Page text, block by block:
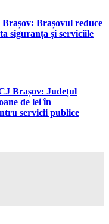
Brașovul reduce
siguranța și serviciile
Brașov: Județul
de lei în
servicii publice